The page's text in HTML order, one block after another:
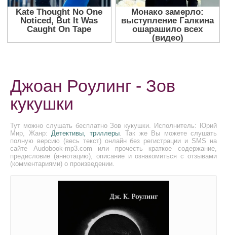
Джоан Роулинг - Зов
кукушки
Тут можно слушать бесплатно Зов кукушки. Исполнитель: Юрий
Мир, Жанр: Детективы, триллеры. Так же Вы можете слушать
полную версию (весь текст) онлайн без регистрации и SMS на
сайте Audobook-mp3.com или прочесть краткое содержание,
предисловие (аннотацию), описание и ознакомиться с отзывами
(комментариями) о произведении.